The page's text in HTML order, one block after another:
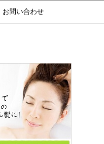
お問い合わせ